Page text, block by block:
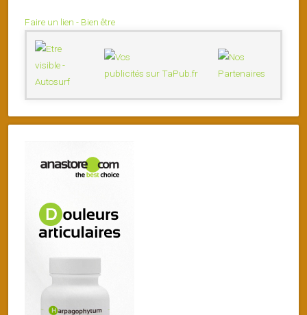
Faire un lien - Bien être